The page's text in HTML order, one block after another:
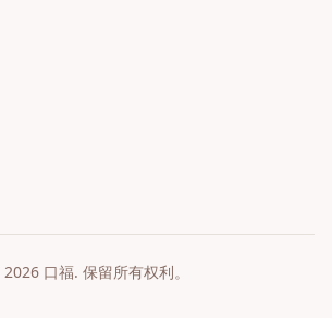
2026 口福. 保留所有权利。